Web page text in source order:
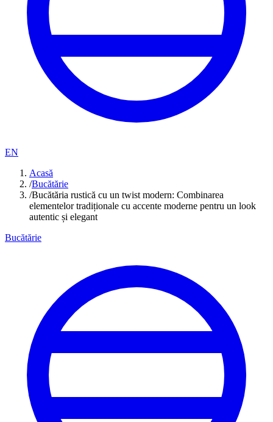
EN
Acasă
/Bucătărie
/Bucătăria rustică cu un twist modern: Combinarea
elementelor tradiționale cu accente moderne pentru un look
autentic și elegant
Bucătărie